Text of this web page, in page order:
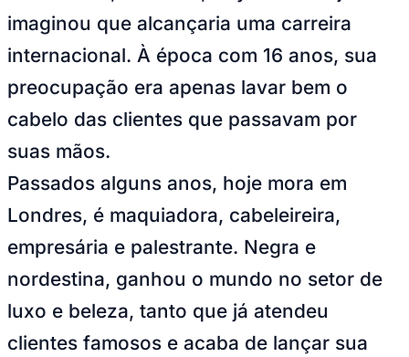
NFL
Fórmula 1
UFC
MLB
Atletismo
NBB
Competições de Futebol
Brasileirão Série A
Paulistão
Libertadores
Copa América
Champions League
Premier League
imaginou que alcançaria uma carreira
internacional. À época com 16 anos, sua
preocupação era apenas lavar bem o
cabelo das clientes que passavam por
suas mãos.
Passados alguns anos, hoje mora em
Londres, é maquiadora, cabeleireira,
empresária e palestrante. Negra e
nordestina, ganhou o mundo no setor de
luxo e beleza, tanto que já atendeu
clientes famosos e acaba de lançar sua